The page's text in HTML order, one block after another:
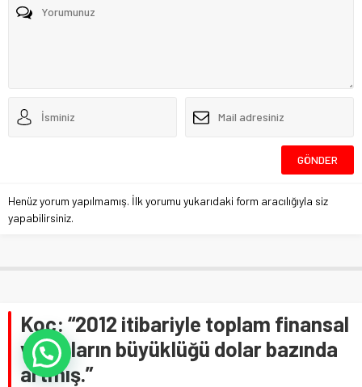
Henüz yorum yapılmamış. İlk yorumu yukarıdaki form aracılığıyla siz
yapabilirsiniz.
Koç: “2012 itibariyle toplam finansal
varlıkların büyüklüğü dolar bazında
artmış.”